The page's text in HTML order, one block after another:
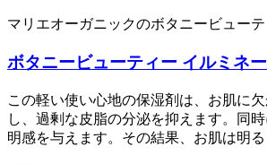
マリエオーガニックのボタニービュー
ボタニービューティー イルミネ
この軽い使い心地の保湿剤は、お肌に
し、過剰な皮脂の分泌を抑えます。同
明感を与えます。その結果、お肌は明